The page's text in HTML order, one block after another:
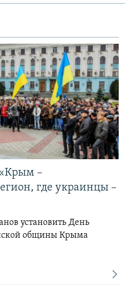
–
где украинцы –
установить День
общины Крыма